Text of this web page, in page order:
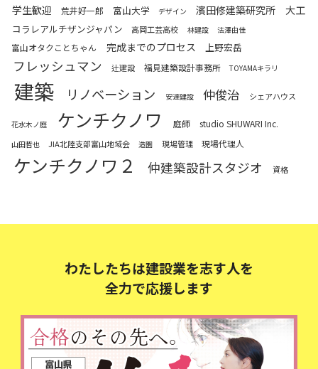
学生歓迎 荒井好一郎 富山大学 デザイン 濱田修建築研究所 大工
コラレアルチザンジャパン 高岡工芸高校 林建設 法澤由佳
富山オタクことちゃん 完成までのプロセス 上野宏岳
フレッシュマン 辻建設 福見建築設計事務所 TOYAMAキラリ
建築 リノベーション 安達建設 仲俊治 シェアハウス
花水木ノ庭 ケンチクノワ 庭師 studio SHUWARI Inc.
山田哲也 JIA北陸支部富山地域会 造園 現場管理 現場代理人
ケンチクノワ２ 仲建築設計スタジオ 資格
わたしたちは建設業を志す人を
全力で応援します